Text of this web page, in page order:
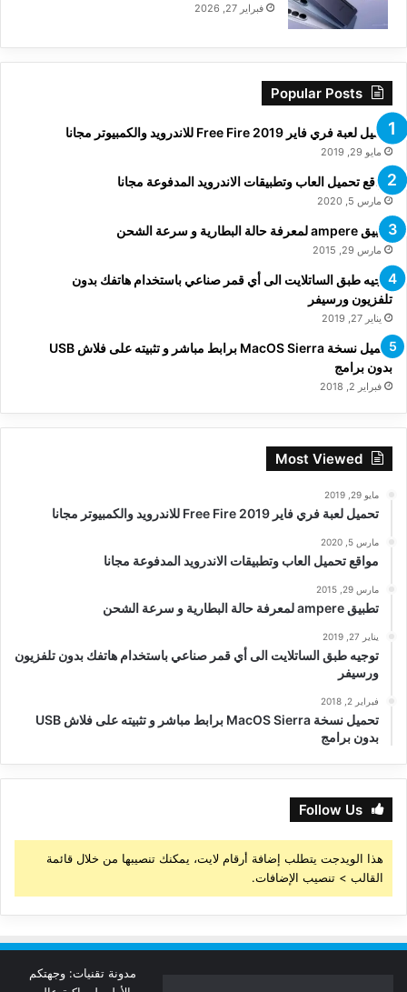
فبراير 27, 2026
Popular Posts
تحميل لعبة فري فاير Free Fire 2019 للاندرويد والكمبيوتر مجانا
مايو 29, 2019
مواقع تحميل العاب وتطبيقات الاندرويد المدفوعة مجانا
مارس 5, 2020
تطبيق ampere لمعرفة حالة البطارية و سرعة الشحن
مارس 29, 2015
توجيه طبق الساتلايت الى أي قمر صناعي باستخدام هاتفك بدون
تلفزيون ورسيفر
يناير 27, 2019
تحميل نسخة MacOS Sierra برابط مباشر و تثبيته على فلاش USB
بدون برامج
فبراير 2, 2018
Most Viewed
مايو 29, 2019
تحميل لعبة فري فاير Free Fire 2019 للاندرويد والكمبيوتر مجانا
مارس 5, 2020
مواقع تحميل العاب وتطبيقات الاندرويد المدفوعة مجانا
مارس 29, 2015
تطبيق ampere لمعرفة حالة البطارية و سرعة الشحن
يناير 27, 2019
توجيه طبق الساتلايت الى أي قمر صناعي باستخدام هاتفك بدون تلفزيون
ورسيفر
فبراير 2, 2018
تحميل نسخة MacOS Sierra برابط مباشر و تثبيته على فلاش USB
بدون برامج
Follow Us
هذا الويدجت يتطلب إضافة أرقام لايت، يمكنك تنصيبها من خلال قائمة
القالب > تنصيب الإضافات.
مدونة تقنيات: وجهتكم